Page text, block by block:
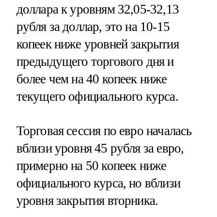
доллара к уровням 32,05-32,13
рубля за доллар, это на 10-15
копеек ниже уровней закрытия
предыдущего торгового дня и
более чем на 40 копеек ниже
текущего официального курса.
Торговая сессия по евро началась
вблизи уровня 45 рубля за евро,
примерно на 50 копеек ниже
официального курса, но вблизи
уровня закрытия вторника.